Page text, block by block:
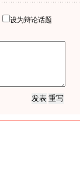
设为辩论话题